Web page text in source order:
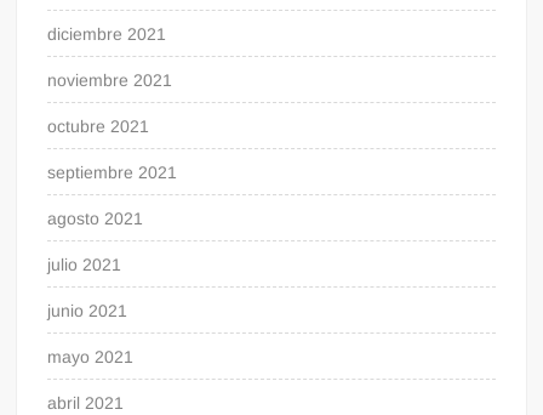
diciembre 2021
noviembre 2021
octubre 2021
septiembre 2021
agosto 2021
julio 2021
junio 2021
mayo 2021
abril 2021